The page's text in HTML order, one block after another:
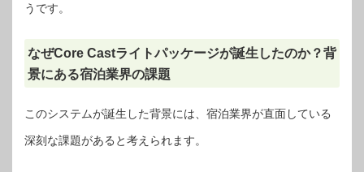
うです。
なぜCore Castライトパッケージが誕生したのか？背
景にある宿泊業界の課題
このシステムが誕生した背景には、宿泊業界が直面している
深刻な課題があると考えられます。